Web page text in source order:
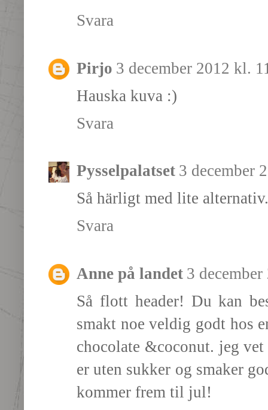
Svara
Pirjo 3 december 2012 kl.
Hauska kuva :)
Svara
Pysselpalatset 3 december
Så härligt med lite
Svara
Anne på landet 3
Så flott header! Du kan
smakt noe veldig godt hos
chocolate &coconut. jeg
er uten sukker og smaker
kommer frem til jul!